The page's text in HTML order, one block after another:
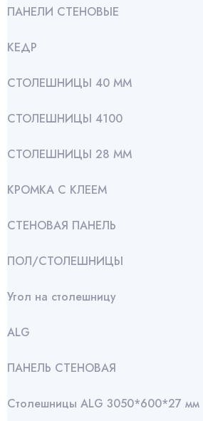
ПАНЕЛИ СТЕНОВЫЕ
КЕДР
СТОЛЕШНИЦЫ 40 ММ
СТОЛЕШНИЦЫ 4100
СТОЛЕШНИЦЫ 28 ММ
КРОМКА С КЛЕЕМ
СТЕНОВАЯ ПАНЕЛЬ
ПОЛ/СТОЛЕШНИЦЫ
Угол на столешницу
АLG
ПАНЕЛЬ СТЕНОВАЯ
Столешницы ALG 3050*600*27 мм